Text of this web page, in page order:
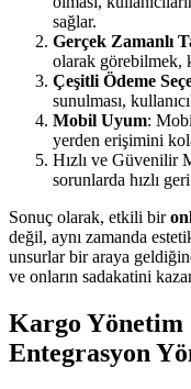
sağlar.
Gerçek Zamanlı
olarak görebilmek,
Çeşitli Ödeme
sunulması,
Mobil Uyum:
yerden erişimini
Hızlı ve Güvenilir
sorunlarda hızlı
Sonuç olarak, etkili bir
değil, aynı zamanda
unsurlar bir araya
ve onların sadakatini
Kargo Yönetim
Entegrasyon